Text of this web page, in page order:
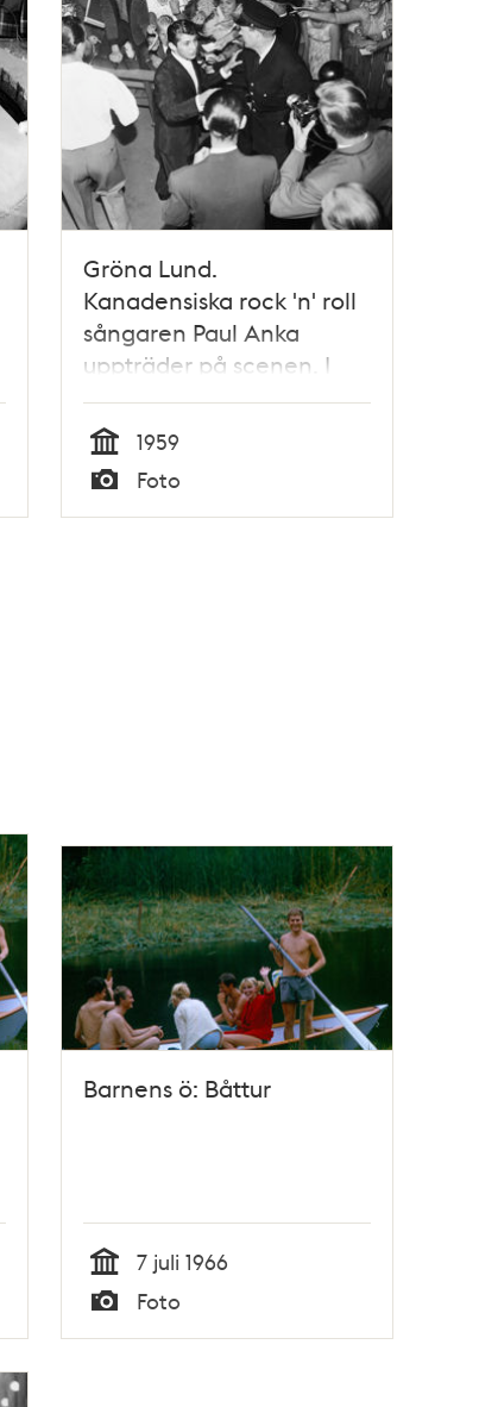
Gröna Lund.
Kanadensiska rock 'n' roll
sångaren Paul Anka
uppträder på scenen. I
publiken trängs
ungdomar med
autografblock.
Tid
1959
Typ
Foto
Barnens ö: Båttur
Tid
7 juli 1966
Typ
Foto